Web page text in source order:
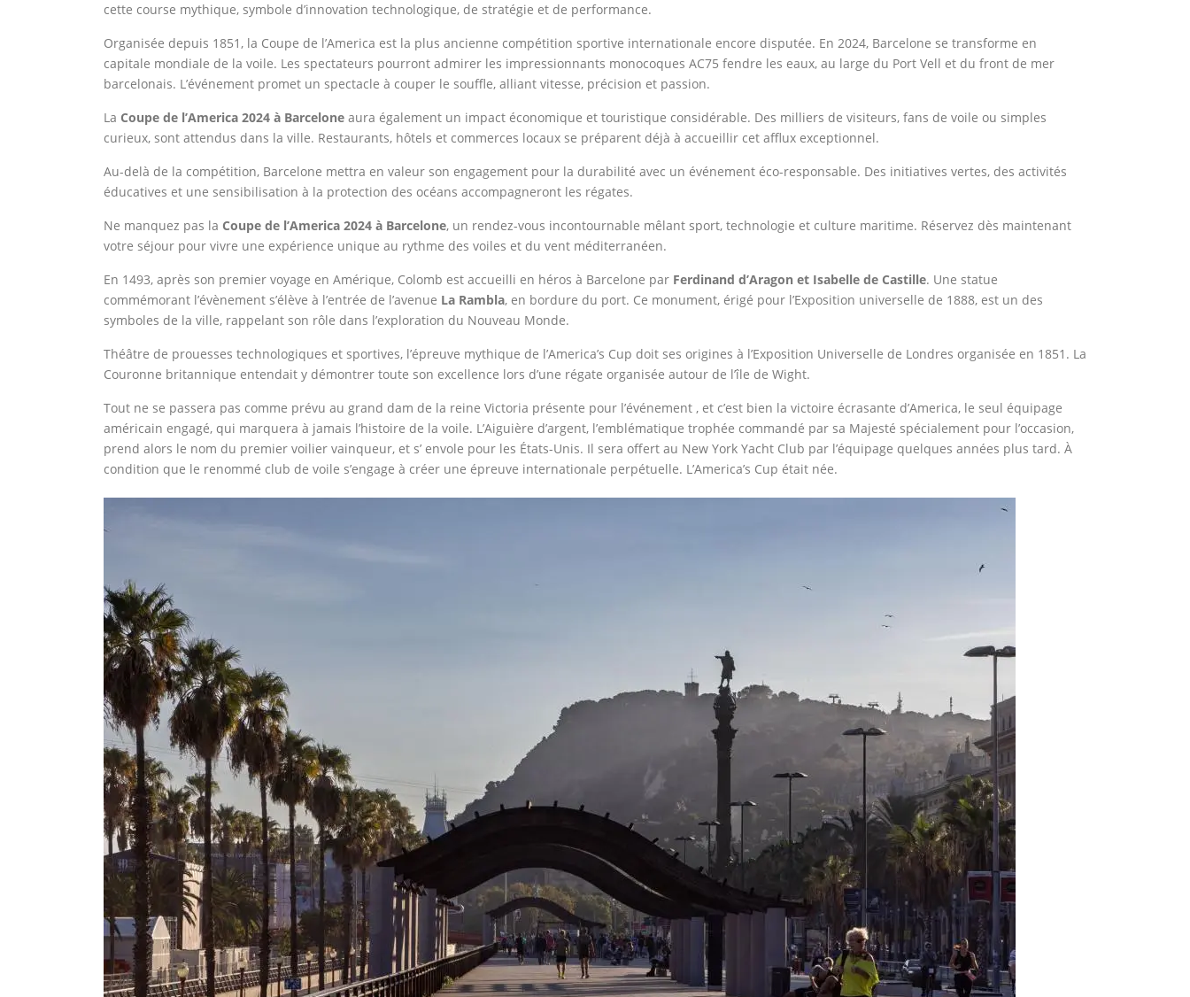
cette course mythique, symbole d’innovation technologique, de stratégie et de performance.
Organisée depuis 1851, la Coupe de l’America est la plus ancienne compétition sportive internationale encore disputée. En 2024, Barcelone se transforme en
capitale mondiale de la voile. Les spectateurs pourront admirer les impressionnants monocoques AC75 fendre les eaux, au large du Port Vell et du front de mer
barcelonais. L’événement promet un spectacle à couper le souffle, alliant vitesse, précision et passion.
La Coupe de l’America 2024 à Barcelone aura également un impact économique et touristique considérable. Des milliers de visiteurs, fans de voile ou simples
curieux, sont attendus dans la ville. Restaurants, hôtels et commerces locaux se préparent déjà à accueillir cet afflux exceptionnel.
Au-delà de la compétition, Barcelone mettra en valeur son engagement pour la durabilité avec un événement éco-responsable. Des initiatives vertes, des activités
éducatives et une sensibilisation à la protection des océans accompagneront les régates.
Ne manquez pas la Coupe de l’America 2024 à Barcelone, un rendez-vous incontournable mêlant sport, technologie et culture maritime. Réservez dès maintenant
votre séjour pour vivre une expérience unique au rythme des voiles et du vent méditerranéen.
En 1493, après son premier voyage en Amérique, Colomb est accueilli en héros à Barcelone par Ferdinand d’Aragon et Isabelle de Castille. Une statue
commémorant l’évènement s’élève à l’entrée de l’avenue La Rambla, en bordure du port. Ce monument, érigé pour l’Exposition universelle de 1888, est un des
symboles de la ville, rappelant son rôle dans l’exploration du Nouveau Monde.
Théâtre de prouesses technologiques et sportives, l’épreuve mythique de l’America’s Cup doit ses origines à l’Exposition Universelle de Londres organisée en 1851. La
Couronne britannique entendait y démontrer toute son excellence lors d’une régate organisée autour de l’île de Wight.
Tout ne se passera pas comme prévu au grand dam de la reine Victoria présente pour l’événement , et c’est bien la victoire écrasante d’America, le seul équipage
américain engagé, qui marquera à jamais l’histoire de la voile. L’Aiguière d’argent, l’emblématique trophée commandé par sa Majesté spécialement pour l’occasion,
prend alors le nom du premier voilier vainqueur, et s’ envole pour les États-Unis. Il sera offert au New York Yacht Club par l’équipage quelques années plus tard. À
condition que le renommé club de voile s’engage à créer une épreuve internationale perpétuelle. L’America’s Cup était née.